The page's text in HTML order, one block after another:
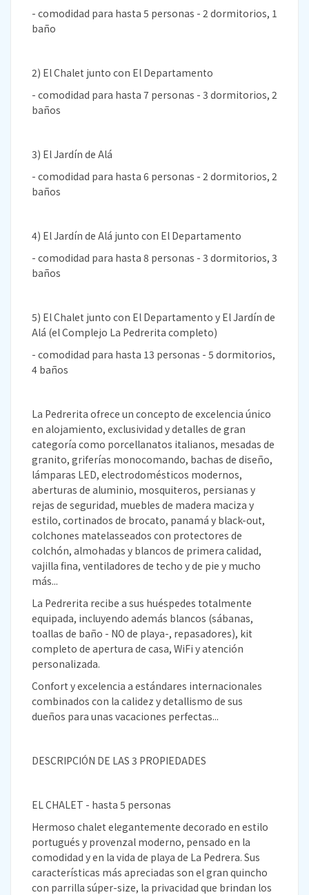
- comodidad para hasta 5 personas - 2 dormitorios, 1
baño
2) El Chalet junto con El Departamento
- comodidad para hasta 7 personas - 3 dormitorios, 2
baños
3) El Jardín de Alá
- comodidad para hasta 6 personas - 2 dormitorios, 2
baños
4) El Jardín de Alá junto con El Departamento
- comodidad para hasta 8 personas - 3 dormitorios, 3
baños
5) El Chalet junto con El Departamento y El Jardín de
Alá (el Complejo La Pedrerita completo)
- comodidad para hasta 13 personas - 5 dormitorios,
4 baños
La Pedrerita ofrece un concepto de excelencia único
en alojamiento, exclusividad y detalles de gran
categoría como porcellanatos italianos, mesadas de
granito, griferías monocomando, bachas de diseño,
lámparas LED, electrodomésticos modernos,
aberturas de aluminio, mosquiteros, persianas y
rejas de seguridad, muebles de madera maciza y
estilo, cortinados de brocato, panamá y black-out,
colchones matelasseados con protectores de
colchón, almohadas y blancos de primera calidad,
vajilla fina, ventiladores de techo y de pie y mucho
más...
La Pedrerita recibe a sus huéspedes totalmente
equipada, incluyendo además blancos (sábanas,
toallas de baño - NO de playa-, repasadores), kit
completo de apertura de casa, WiFi y atención
personalizada.
Confort y excelencia a estándares internacionales
combinados con la calidez y detallismo de sus
dueños para unas vacaciones perfectas...
DESCRIPCIÓN DE LAS 3 PROPIEDADES
EL CHALET - hasta 5 personas
Hermoso chalet elegantemente decorado en estilo
portugués y provenzal moderno, pensado en la
comodidad y en la vida de playa de La Pedrera. Sus
características más apreciadas son el gran quincho
con parrilla súper-size, la privacidad que brindan los